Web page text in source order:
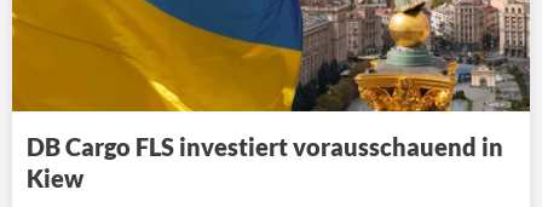
DB Cargo FLS investiert vorausschauend in
Kiew